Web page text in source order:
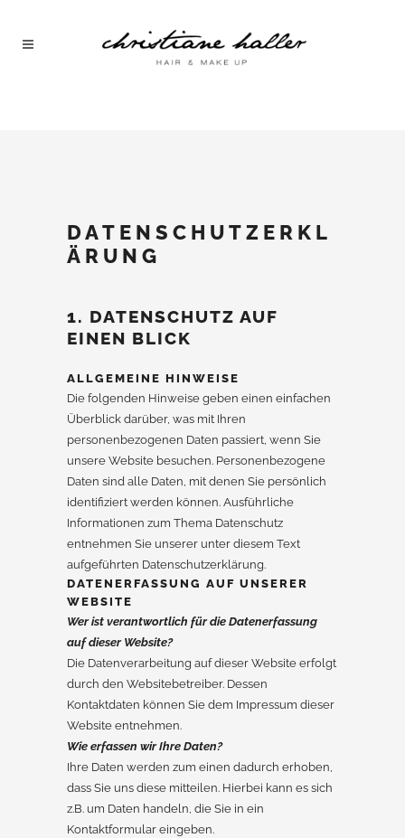
DATENSCHUTZERKL
ÄRUNG
1. DATENSCHUTZ AUF
EINEN BLICK
ALLGEMEINE HINWEISE
Die folgenden Hinweise geben einen einfachen
Überblick darüber, was mit Ihren
personenbezogenen Daten passiert, wenn Sie
unsere Website besuchen. Personenbezogene
Daten sind alle Daten, mit denen Sie persönlich
identifiziert werden können. Ausführliche
Informationen zum Thema Datenschutz
entnehmen Sie unserer unter diesem Text
aufgeführten Datenschutzerklärung.
DATENERFASSUNG AUF UNSERER
WEBSITE
Wer ist verantwortlich für die Datenerfassung
auf dieser Website?
Die Datenverarbeitung auf dieser Website erfolgt
durch den Websitebetreiber. Dessen
Kontaktdaten können Sie dem Impressum dieser
Website entnehmen.
Wie erfassen wir Ihre Daten?
Ihre Daten werden zum einen dadurch erhoben,
dass Sie uns diese mitteilen. Hierbei kann es sich
z.B. um Daten handeln, die Sie in ein
Kontaktformular eingeben.